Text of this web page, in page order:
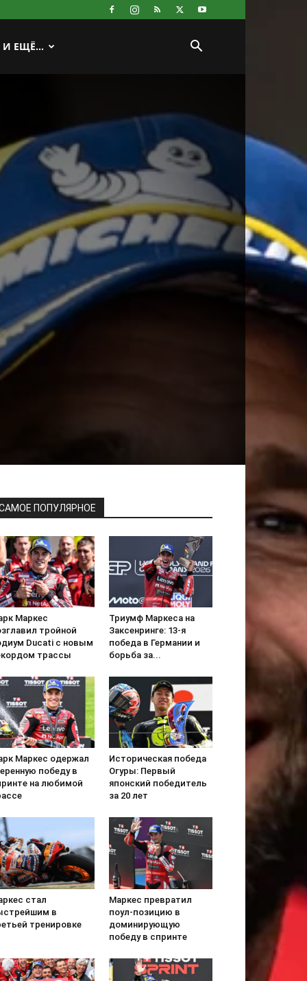
И ЕЩЁ…
ПОПУЛЯРНОЕ
Маркес
тройной
Ducati с новым
трассы
Триумф Маркеса на
Заксенринге: 13-я
победа в Германии и
борьба за...
Маркес одержал
победу в
на любимой
Историческая победа
Огуры: Первый
японский победитель
за 20 лет
стал
в
тренировке
Маркес превратил
поул-позицию в
доминирующую
победу в спринте